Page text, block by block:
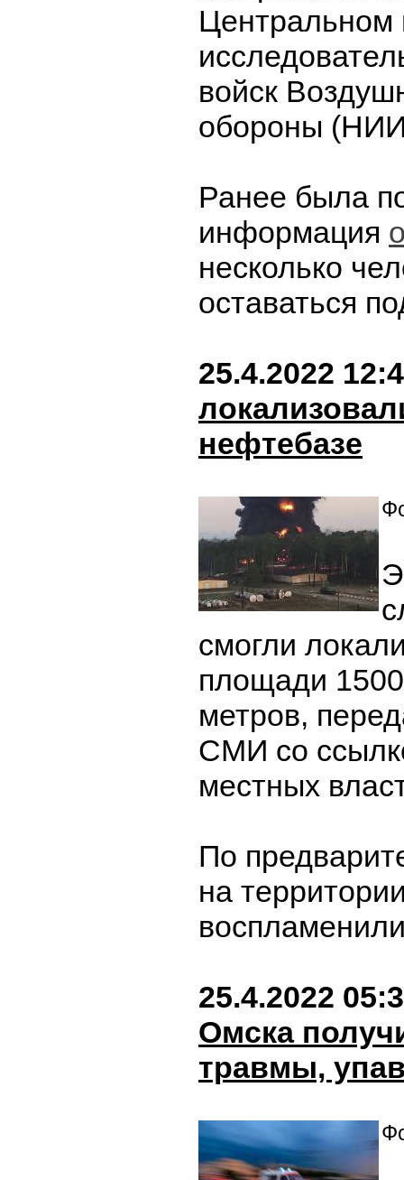
Центральном
войск
обороны
Ранее была
информация
несколько
оставаться
25.4.2022
нефтебазе
смогли
площади
метров,
СМИ со
местных
По
на
25.4.2022
Омска
травмы,